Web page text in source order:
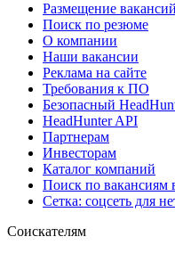
Размещение вакансий
Поиск по резюме
О компании
Наши вакансии
Реклама на сайте
Требования к ПО
Безопасный
HeadHunter API
Партнерам
Инвесторам
Каталог компаний
Поиск по вакансиям
Сетка: соцсеть для
Соискателям